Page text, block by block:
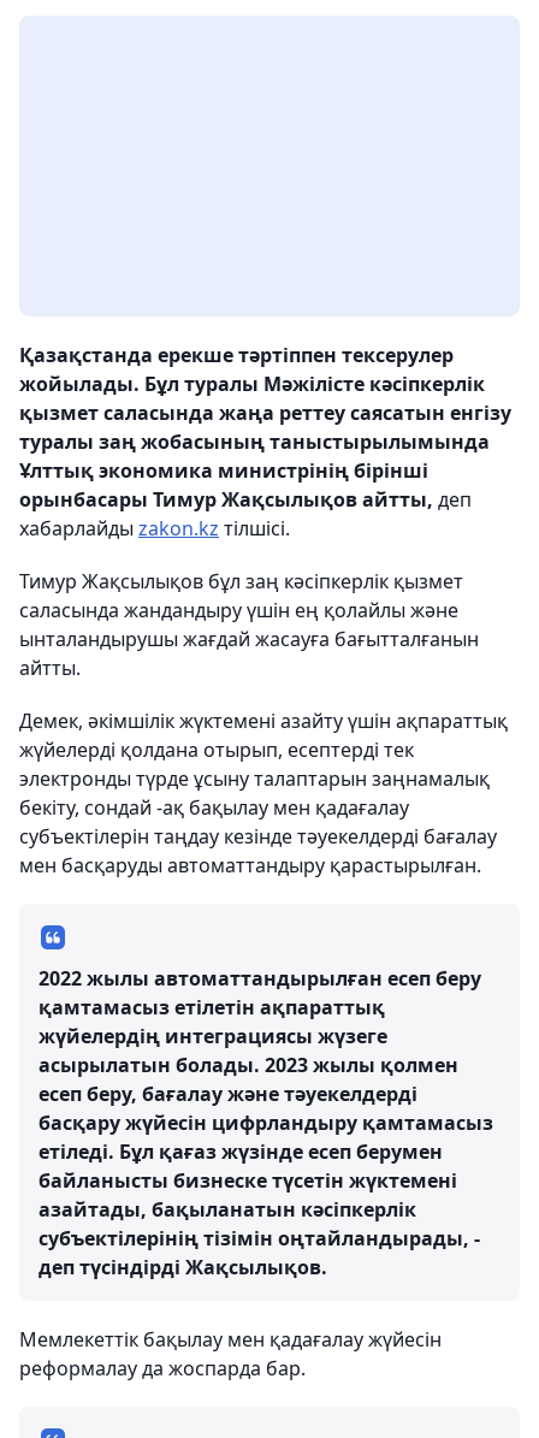
Қазақстанда ерекше тәртіппен тексерулер
жойылады. Бұл туралы Мәжілісте кәсіпкерлік
қызмет саласында жаңа реттеу саясатын енгізу
туралы заң жобасының таныстырылымында
Ұлттық экономика министрінің бірінші
орынбасары Тимур Жақсылықов айтты, деп
хабарлайды zakon.kz тілшісі.
Тимур Жақсылықов бұл заң кәсіпкерлік қызмет
саласында жандандыру үшін ең қолайлы және
ынталандырушы жағдай жасауға бағытталғанын
айтты.
Демек, әкімшілік жүктемені азайту үшін ақпараттық
жүйелерді қолдана отырып, есептерді тек
электронды түрде ұсыну талаптарын заңнамалық
бекіту, сондай -ақ бақылау мен қадағалау
субъектілерін таңдау кезінде тәуекелдерді бағалау
мен басқаруды автоматтандыру қарастырылған.
2022 жылы автоматтандырылған есеп беру
қамтамасыз етілетін ақпараттық
жүйелердің интеграциясы жүзеге
асырылатын болады. 2023 жылы қолмен
есеп беру, бағалау және тәуекелдерді
басқару жүйесін цифрландыру қамтамасыз
етіледі. Бұл қағаз жүзінде есеп берумен
байланысты бизнеске түсетін жүктемені
азайтады, бақыланатын кәсіпкерлік
субъектілерінің тізімін оңтайландырады, -
деп түсіндірді Жақсылықов.
Мемлекеттік бақылау мен қадағалау жүйесін
реформалау да жоспарда бар.